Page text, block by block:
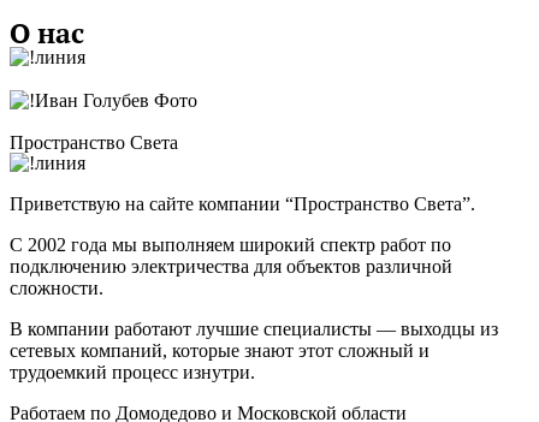
О нас
Пространство Света
Приветствую на сайте компании “Пространство Света”.
С 2002 года мы выполняем широкий спектр работ по
подключению электричества для объектов различной
сложности.
В компании работают лучшие специалисты — выходцы из
сетевых компаний, которые знают этот сложный и
трудоемкий процесс изнутри.
Работаем по Домодедово и Московской области